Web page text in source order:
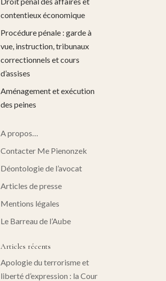
contentieux économique
Procédure pénale : garde à
vue, instruction, tribunaux
correctionnels et cours
d’assises
Aménagement et exécution
des peines
A propos…
Contacter Me Pienonzek
Déontologie de l’avocat
Articles de presse
Mentions légales
Le Barreau de l’Aube
Articles récents
Apologie du terrorisme et
liberté d’expression : la Cour